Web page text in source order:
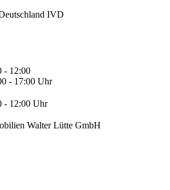
- 12:00
- 17:00 Uhr
- 12:00 Uhr
Walter Lütte GmbH